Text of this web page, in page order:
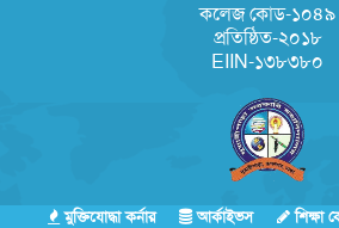
কলেজ কোড-১০৪৯
প্রতিষ্ঠিত-২০১৮
EIIN-১৩৮৩৮০
মুক্তিযোদ্ধা কর্নার আর্কাইভস শিক্ষা